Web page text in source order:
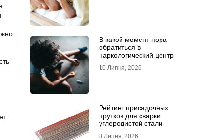
В какой момент пора
обратиться в
наркологический центр
10 Липня, 2026
Рейтинг присадочных
прутков для сварки
углеродистой стали
8 Липня, 2026